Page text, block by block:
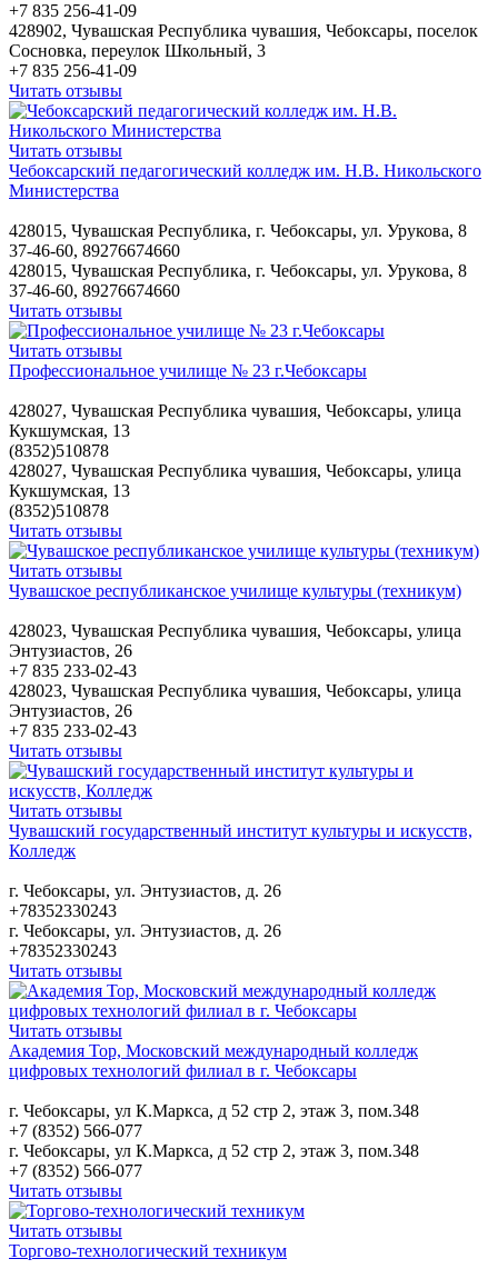
+7 835 256-41-09
428902, Чувашская Республика чувашия, Чебоксары, поселок
Сосновка, переулок Школьный, 3
+7 835 256-41-09
Читать отзывы
Читать отзывы
Чебоксарский педагогический колледж им. Н.В. Никольского
Министерства
428015, Чувашская Республика, г. Чебоксары, ул. Урукова, 8
37-46-60, 89276674660
428015, Чувашская Республика, г. Чебоксары, ул. Урукова, 8
37-46-60, 89276674660
Читать отзывы
Читать отзывы
Профессиональное училище № 23 г.Чебоксары
428027, Чувашская Республика чувашия, Чебоксары, улица
Кукшумская, 13
(8352)510878
428027, Чувашская Республика чувашия, Чебоксары, улица
Кукшумская, 13
(8352)510878
Читать отзывы
Читать отзывы
Чувашское республиканское училище культуры (техникум)
428023, Чувашская Республика чувашия, Чебоксары, улица
Энтузиастов, 26
+7 835 233-02-43
428023, Чувашская Республика чувашия, Чебоксары, улица
Энтузиастов, 26
+7 835 233-02-43
Читать отзывы
Читать отзывы
Чувашский государственный институт культуры и искусств,
Колледж
г. Чебоксары, ул. Энтузиастов, д. 26
+78352330243
г. Чебоксары, ул. Энтузиастов, д. 26
+78352330243
Читать отзывы
Читать отзывы
Академия Top, Московский международный колледж
цифровых технологий филиал в г. Чебоксары
г. Чебоксары, ул К.Маркса, д 52 стр 2, этаж 3, пом.348
+7 (8352) 566-077
г. Чебоксары, ул К.Маркса, д 52 стр 2, этаж 3, пом.348
+7 (8352) 566-077
Читать отзывы
Читать отзывы
Торгово-технологический техникум